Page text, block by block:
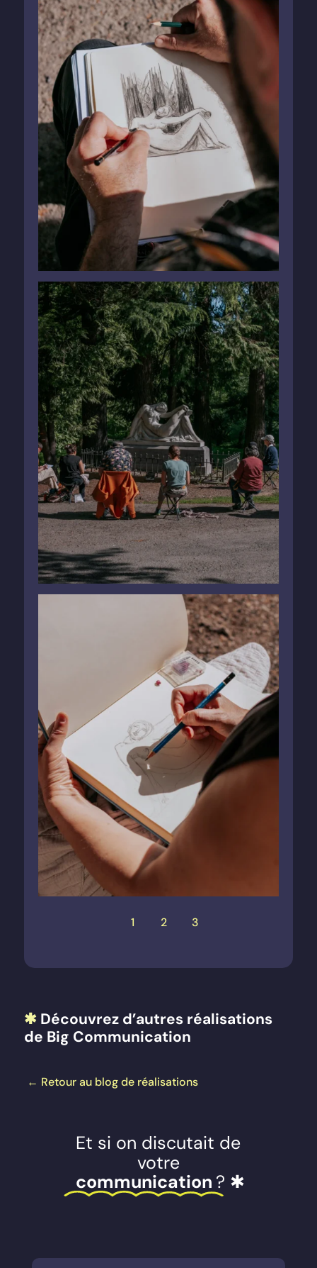
1 2 3
✱ Découvrez d’autres réalisations
de Big Communication
← Retour au blog de réalisations
Et si on discutait de
votre
communication ? ✱